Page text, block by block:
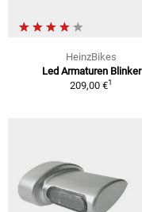
HeinzBikes
Led Armaturen Blinker
209,00 €1